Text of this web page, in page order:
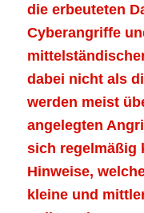
die erbeuteten
Cyberangriffe
dabei nicht als
werden meist
angelegten
sich regelmäßig
Hinweise,
kleine und